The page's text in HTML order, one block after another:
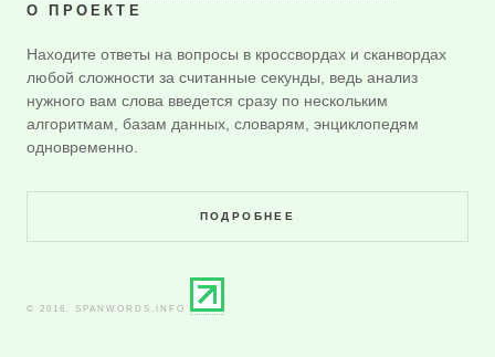
О ПРОЕКТЕ
Находите ответы на вопросы в кроссвордах и сканвордах
любой сложности за считанные секунды, ведь анализ
нужного вам слова введется сразу по нескольким
алгоритмам, базам данных, словарям, энциклопедям
одновременно.
ПОДРОБНЕЕ
© 2016. SPANWORDS.INFO